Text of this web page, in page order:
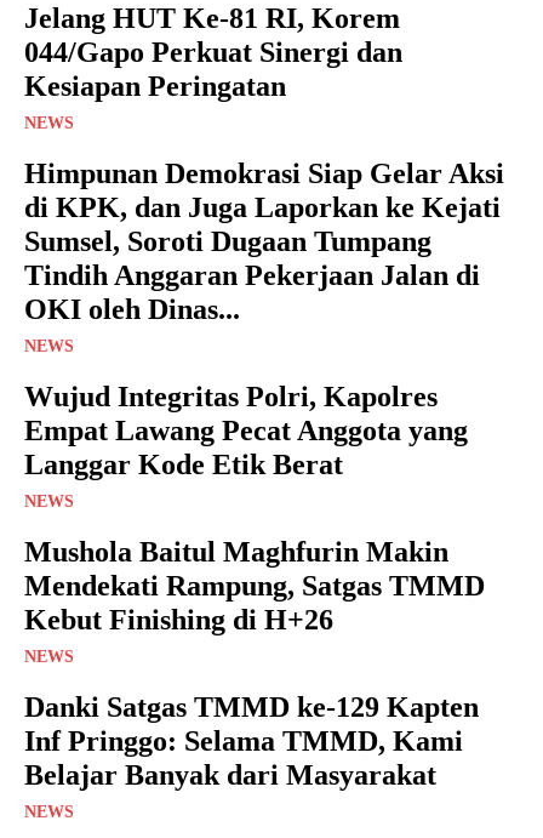
Jelang HUT Ke-81 RI, Korem
044/Gapo Perkuat Sinergi dan
Kesiapan Peringatan
NEWS
Himpunan Demokrasi Siap Gelar Aksi
di KPK, dan Juga Laporkan ke Kejati
Sumsel, Soroti Dugaan Tumpang
Tindih Anggaran Pekerjaan Jalan di
OKI oleh Dinas...
NEWS
Wujud Integritas Polri, Kapolres
Empat Lawang Pecat Anggota yang
Langgar Kode Etik Berat
NEWS
Mushola Baitul Maghfurin Makin
Mendekati Rampung, Satgas TMMD
Kebut Finishing di H+26
NEWS
Danki Satgas TMMD ke-129 Kapten
Inf Pringgo: Selama TMMD, Kami
Belajar Banyak dari Masyarakat
NEWS